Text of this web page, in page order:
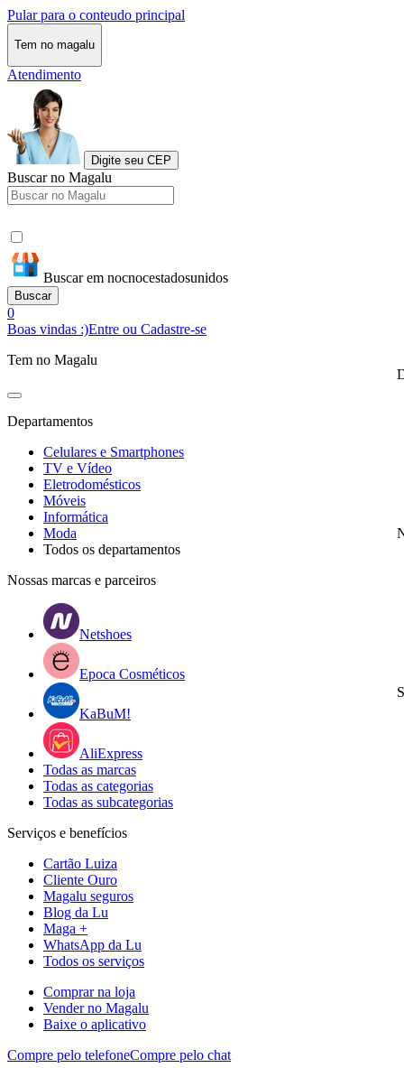
Pular para o conteudo principal
Tem no magalu
Atendimento
Digite seu CEP
Buscar no Magalu
Buscar em nocnocestadosunidos
Buscar
0
Boas vindas :)Entre ou Cadastre-se
Tem no Magalu
Departamentos
Celulares e Smartphones
TV e Vídeo
Eletrodomésticos
Móveis
Informática
Moda
Todos os departamentos
Nossas marcas e parceiros
Netshoes
Epoca Cosméticos
KaBuM!
AliExpress
Todas as marcas
Todas as categorias
Todas as subcategorias
Serviços e benefícios
Cartão Luiza
Cliente Ouro
Magalu seguros
Blog da Lu
Maga +
WhatsApp da Lu
Todos os serviços
Comprar na loja
Vender no Magalu
Baixe o aplicativo
Compre pelo telefoneCompre pelo chat